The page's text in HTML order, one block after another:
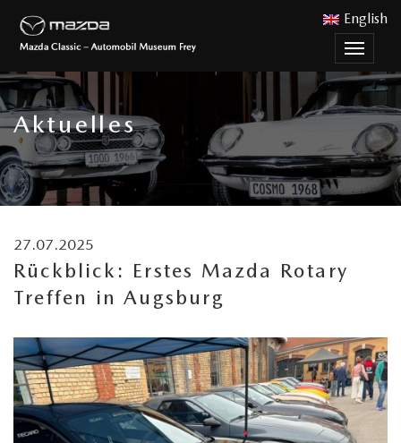
Menu
nutzen
English
Aktuelles
27.07.2025
Rückblick: Erstes Mazda Rotary
Treffen in Augsburg